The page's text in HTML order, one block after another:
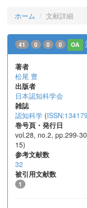
ホーム 文献詳細
41 0 0 0 OA
著者
松尾 豊
出版者
日本認知科学会
雑誌
認知科学 (
巻号頁・発行日
vol.28, no.2, pp.299-
15)
参考文献数
32
被引用文献数
1